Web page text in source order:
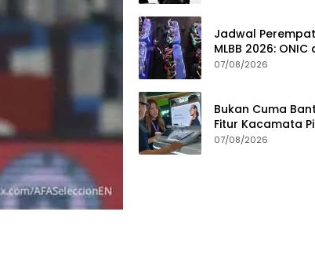
Jadwal Perempat
MLBB 2026:
Bersiap Amankan
07/08/2026
Bukan Cuma
Fitur Kacamata
Seharga Rp 11
07/08/2026